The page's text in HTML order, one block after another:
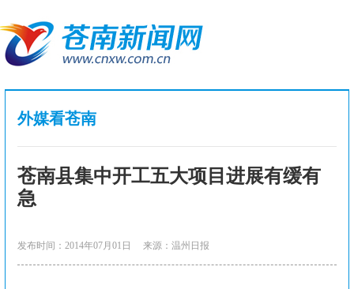
外媒看苍南
苍南县集中开工五大项目进展有缓有
急
发布时间：2014年07月01日 来源：温州日报